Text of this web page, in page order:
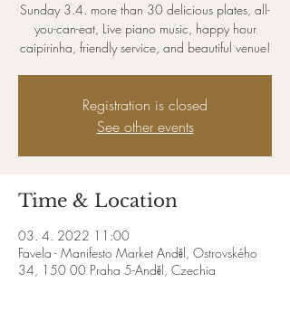
Sunday 3.4. more than 30 delicious plates, all-
you-can-eat, Live piano music, happy hour
caipirinha, friendly service, and beautiful venue!
Registration is closed
See other events
Time & Location
03. 4. 2022 11:00
Favela - Manifesto Market Anděl, Ostrovského
34, 150 00 Praha 5-Anděl, Czechia